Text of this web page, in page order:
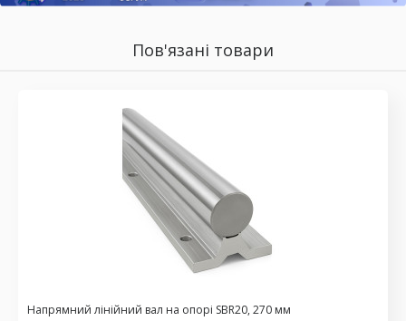
Пов'язані товари
Напрямний лінійний вал на опорі SBR20, 270 мм